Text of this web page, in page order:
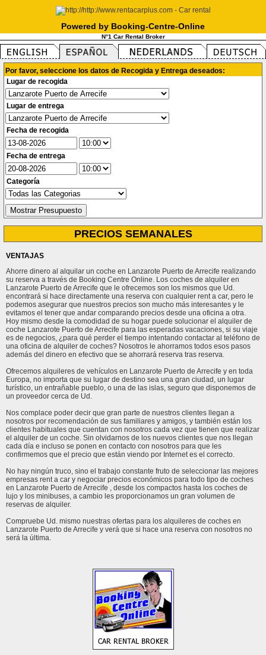
Powered by Booking-Centre-Online
N°1 Car Rental Broker
Por favor, seleccione los datos de Recogida y Entrega deseados:
Lugar de recogida
Lugar de entrega
Fecha de recogida
Fecha de entrega
Categoría
PRECIOS SEMANALES
VENTAJAS
Ahorre dinero al alquilar un coche en Lanzarote Puerto de Arrecife realizando
su reserva a través de Booking Centre Online. Los coches de alquiler en
Lanzarote Puerto de Arrecife que le ofrecemos son los mismos que Ud.
encontrará si hace directamente una reserva con cualquier rent a car, pero le
podemos asegurar que nuestros precios son mucho más interesantes y le
evitamos el tener que andar comparando precios desde una oficina a otra.
Hoy mismo desde la comodidad de su hogar puede solucionar el alquiler de
coche Lanzarote Puerto de Arrecife para las esperadas vacaciones, si su viaje
es de negocios, ¿para qué perder el tiempo intentando contactar al teléfono de
una oficina de alquiler de coches? Nosotros le ahorramos todos esos pasos
además del dinero en efectivo que se ahorrará reserva tras reserva.
Ofrecemos alquileres de vehículos en Lanzarote Puerto de Arrecife y en toda
Europa, no importa que su lugar de destino sea una gran ciudad, un lugar
turístico, un entrañable pueblo, o una de las islas, seguro que disponemos de
un proveedor cerca de Ud.
Nos complace poder decir que gran parte de nuestros clientes llegan a
nosotros por recomendación de sus familiares y amigos, y también están los
clientes habituales que cuentan con nosotros cada vez que tienen que realizar
el alquiler de un coche. Sin olvidarnos de los nuevos clientes que nos llegan
cada día e incluso se ponen en contacto con nosotros para que les
confirmemos que el precio que están viendo por Internet es el correcto.
No hay ningún truco, sino el trabajo constante fruto de seleccionar las mejores
empresas rent a car y negociar precios económicos para todo tipo de coches
en Lanzarote Puerto de Arrecife , desde los compactos hasta los coches de
lujo y los minibuses, a cambio les proporcionamos un gran volumen de
reservas de alquiler.
Compruebe Ud. mismo nuestras ofertas para los alquileres de coches en
Lanzarote Puerto de Arrecife y verá que si hace una reserva con nosotros no
será la última.